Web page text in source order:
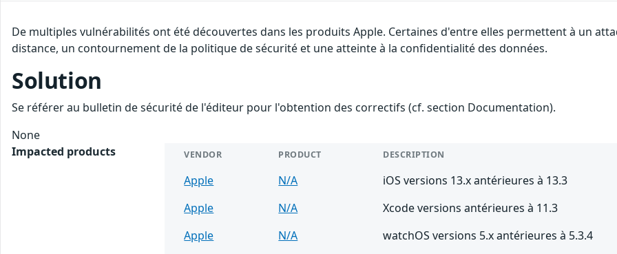
De multiples vulnérabilités ont été découvertes dans les produits Apple. Certaines d'entre elles permettent à un
distance, un contournement de la politique de sécurité et une atteinte à la confidentialité des données.
Solution
Se référer au bulletin de sécurité de l'éditeur pour l'obtention des correctifs (cf. section Documentation).
None
Impacted products
VENDOR PRODUCT DESCRIPTION
Apple N/A
iOS versions 13.x antérieures à 13.3
Apple
N/A
Xcode versions antérieures à 11.3
Apple
N/A
watchOS versions 5.x antérieures à 5.3.4